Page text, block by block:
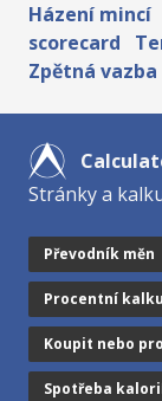
Házení mincí
scorecard
Zpětná vazba
Stránky a
Převodník měn
Procentní
Koupit nebo
Spotřeba